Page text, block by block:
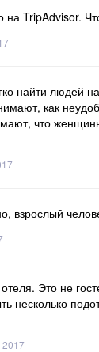
TripAdvisor.
найти людей
как
что
взрослый
Это не
несколько
2017